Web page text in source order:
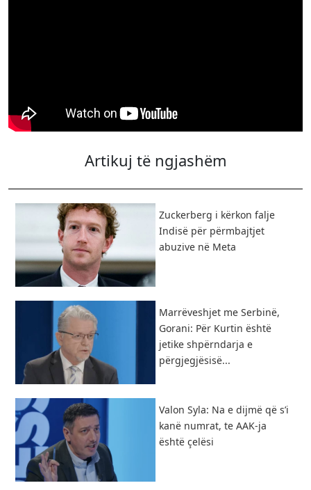
Artikuj të ngjashëm
Zuckerberg i kërkon falje
Indisë për përmbajtjet
abuzive në Meta
Marrëveshjet me Serbinë,
Gorani: Për Kurtin është
jetike shpërndarja e
përgjegjësisë...
Valon Syla: Na e dijmë që s’i
kanë numrat, te AAK-ja
është çelësi